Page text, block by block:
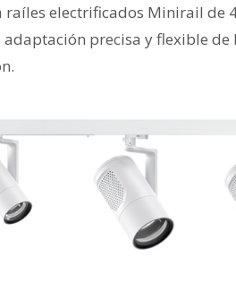
electrificados Minirail de
precisa y flexible